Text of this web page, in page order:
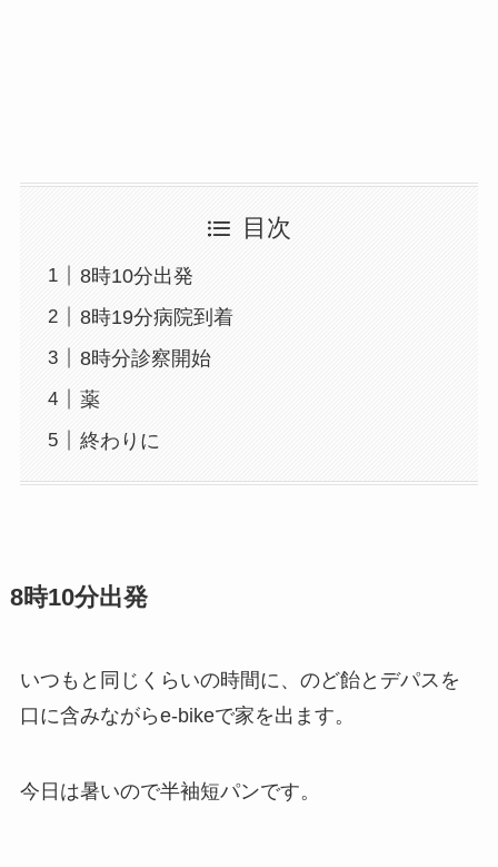
目次
8時10分出発
8時19分病院到着
8時分診察開始
薬
終わりに
8時10分出発
いつもと同じくらいの時間に、のど飴とデパスを
口に含みながらe-bikeで家を出ます。
今日は暑いので半袖短パンです。